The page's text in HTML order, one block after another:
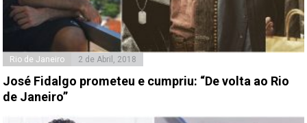
Rio de Janeiro 2 de Abril, 2018
José Fidalgo prometeu e cumpriu: “De volta ao Rio
de Janeiro”